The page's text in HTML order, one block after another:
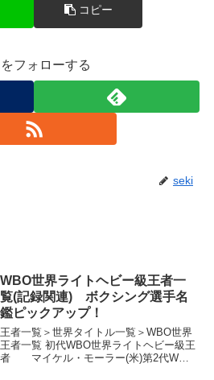
コピー
フォローする
seki
WBO世界ライトヘビー級王者一
覧(記録関連) ボクシング選手名
鑑ピックアップ！
王者一覧＞世界タイトル一覧＞WBO世界
王者一覧 初代WBO世界ライトヘビー級王
者 マイケル・モーラー(米)第2代WBO